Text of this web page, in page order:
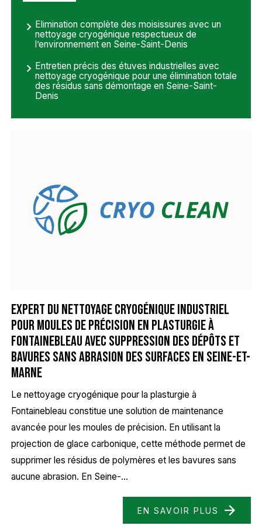
Elimination complète des moisissures avec un
nettoyage cryogénique respectueux de
l’environnement en Seine-Saint-Denis
Entretien précis des étuves industrielles avec
nettoyage cryogénique pour une élimination totale
des résidus sans démontage en Seine-Saint-
Denis
Expert du nettoyage cryogénique industriel
pour moules de précision en plasturgie à
Fontainebleau avec suppression des dépôts et
bavures sans abrasion des surfaces en Seine-et-
Marne
Le nettoyage cryogénique pour la plasturgie à
Fontainebleau constitue une solution de maintenance
avancée pour les moules de précision. En utilisant la
projection de glace carbonique, cette méthode permet de
supprimer les résidus de polymères et les bavures sans
aucune abrasion. En Seine-...
EN SAVOIR PLUS